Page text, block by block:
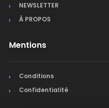
NEWSLETTER
À PROPOS
Mentions
Conditions
Confidentialité